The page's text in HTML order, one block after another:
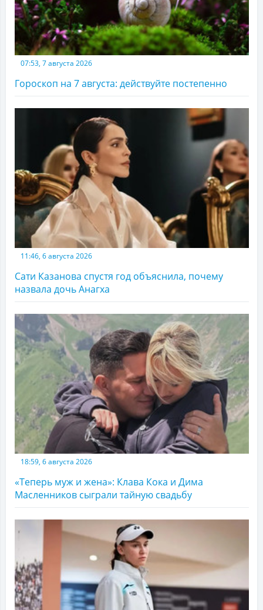
07:53, 7 августа 2026
Гороскоп на 7 августа: действуйте постепенно
11:46, 6 августа 2026
Сати Казанова спустя год объяснила, почему
назвала дочь Анагха
18:59, 6 августа 2026
«Теперь муж и жена»: Клава Кока и Дима
Масленников сыграли тайную свадьбу